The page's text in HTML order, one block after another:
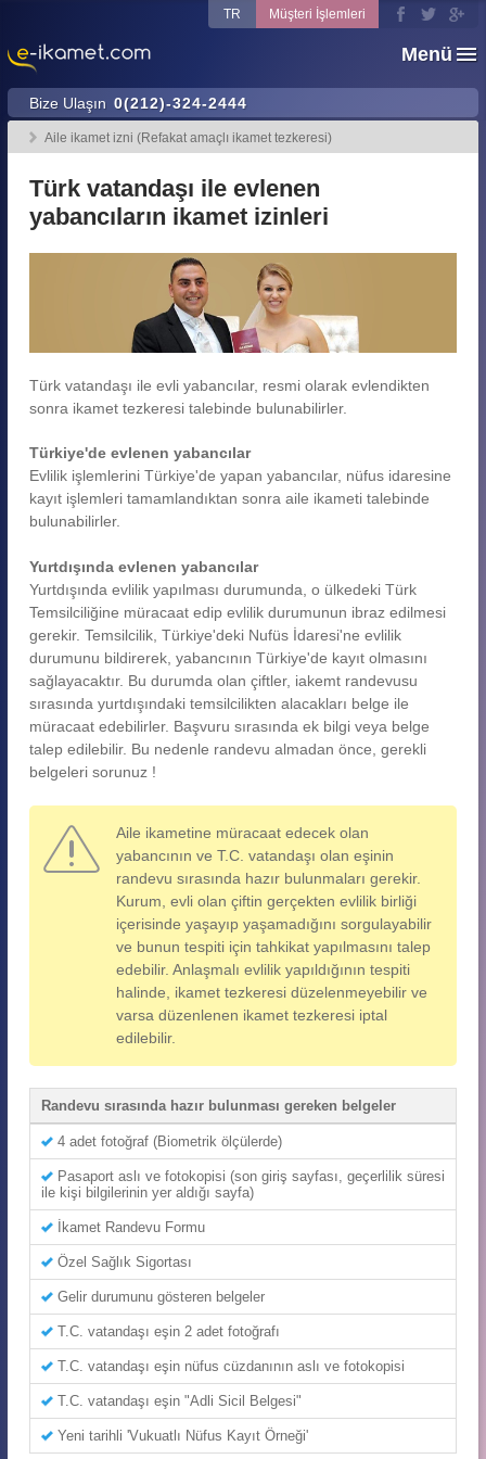
Menü
Bize Ulaşın 0(212)-324-2444
TR Müşteri İşlemleri
Aile ikamet izni (Refakat amaçlı ikamet tezkeresi)
Türk vatandaşı ile evlenen
yabancıların ikamet izinleri
Türk vatandaşı ile evli yabancılar, resmi olarak evlendikten
sonra ikamet tezkeresi talebinde bulunabilirler.
Türkiye'de evlenen yabancılar
Evlilik işlemlerini Türkiye'de yapan yabancılar, nüfus idaresine
kayıt işlemleri tamamlandıktan sonra aile ikameti talebinde
bulunabilirler.
Yurtdışında evlenen yabancılar
Yurtdışında evlilik yapılması durumunda, o ülkedeki Türk
Temsilciliğine müracaat edip evlilik durumunun ibraz edilmesi
gerekir. Temsilcilik, Türkiye'deki Nufüs İdaresi'ne evlilik
durumunu bildirerek, yabancının Türkiye'de kayıt olmasını
sağlayacaktır. Bu durumda olan çiftler, iakemt randevusu
sırasında yurtdışındaki temsilcilikten alacakları belge ile
müracaat edebilirler. Başvuru sırasında ek bilgi veya belge
talep edilebilir. Bu nedenle randevu almadan önce, gerekli
belgeleri sorunuz !
Aile ikametine müracaat edecek olan
yabancının ve T.C. vatandaşı olan eşinin
randevu sırasında hazır bulunmaları gerekir.
Kurum, evli olan çiftin gerçekten evlilik birliği
içerisinde yaşayıp yaşamadığını sorgulayabilir
ve bunun tespiti için tahkikat yapılmasını talep
edebilir. Anlaşmalı evlilik yapıldığının tespiti
halinde, ikamet tezkeresi düzelenmeyebilir ve
varsa düzenlenen ikamet tezkeresi iptal
edilebilir.
Randevu sırasında hazır bulunması gereken belgeler
4 adet fotoğraf (Biometrik ölçülerde)
Pasaport aslı ve fotokopisi (son giriş sayfası, geçerlilik süresi
ile kişi bilgilerinin yer aldığı sayfa)
İkamet Randevu Formu
Özel Sağlık Sigortası
Gelir durumunu gösteren belgeler
T.C. vatandaşı eşin 2 adet fotoğrafı
T.C. vatandaşı eşin nüfus cüzdanının aslı ve fotokopisi
T.C. vatandaşı eşin "Adli Sicil Belgesi"
Yeni tarihli 'Vukuatlı Nüfus Kayıt Örneği'